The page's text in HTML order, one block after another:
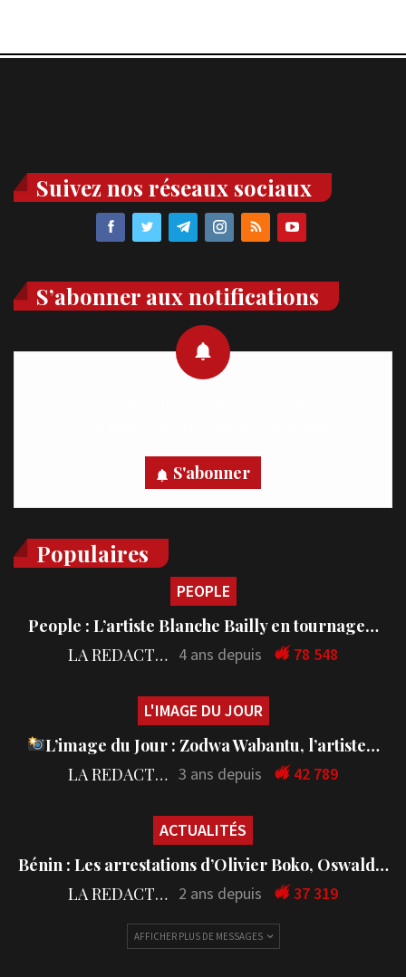
Suivez nos réseaux sociaux
S’abonner aux notifications
S'abonner
Populaires
PEOPLE
People : L’artiste Blanche Bailly en tournage…
LA REDACTION 4 ans depuis 78 548
L'IMAGE DU JOUR
L’image du Jour : Zodwa Wabantu, l’artiste…
LA REDACTION 3 ans depuis 42 789
ACTUALITÉS
Bénin : Les arrestations d’Olivier Boko, Oswald…
LA REDACTION 2 ans depuis 37 319
AFFICHER PLUS DE MESSAGES